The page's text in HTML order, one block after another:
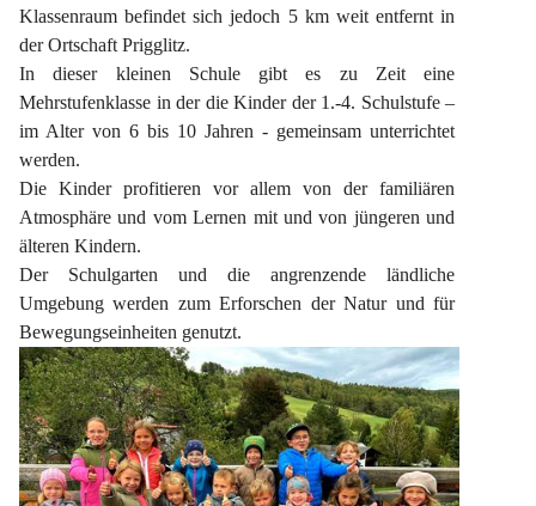
Klassenraum befindet sich jedoch 5 km weit entfernt in
der Ortschaft Prigglitz.
In dieser kleinen Schule gibt es zu Zeit eine
Mehrstufenklasse in der die Kinder der 1.-4. Schulstufe –
im Alter von 6 bis 10 Jahren - gemeinsam unterrichtet
werden.
Die Kinder profitieren vor allem von der familiären
Atmosphäre und vom Lernen mit und von jüngeren und
älteren Kindern.
Der Schulgarten und die angrenzende ländliche
Umgebung werden zum Erforschen der Natur und für
Bewegungseinheiten genutzt.